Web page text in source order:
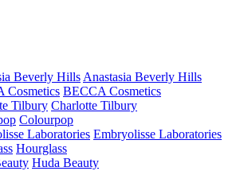
Anastasia Beverly Hills
BECCA Cosmetics
Charlotte Tilbury
Colourpop
Embryolisse Laboratories
Hourglass
Huda Beauty